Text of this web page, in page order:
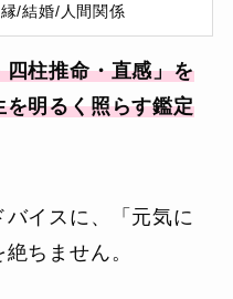
/結婚/人間関係
四柱推命・直感」を
明るく照らす鑑定
イスに、「元気に
ちません。